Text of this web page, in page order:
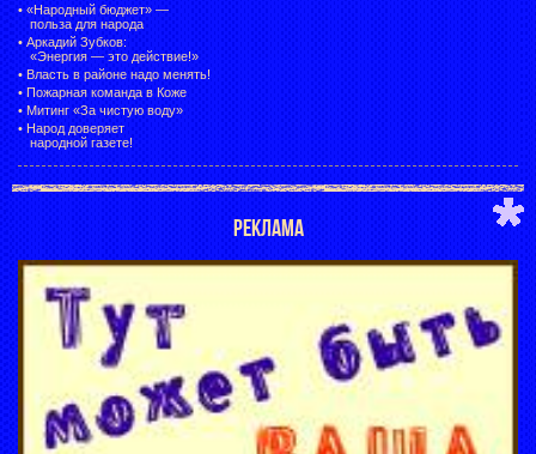
• «Народный бюджет» —
польза для народа
• Аркадий Зубков:
«Энергия — это действие!»
• Власть в районе надо менять!
• Пожарная команда в Коже
• Митинг «За чистую воду»
• Народ доверяет
народной газете!
РЕКЛАМА